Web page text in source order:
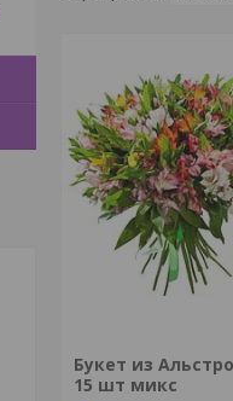
Букет из
15 шт микс